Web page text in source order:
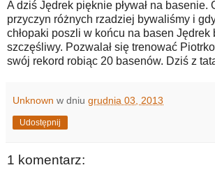
A dziś Jędrek pięknie pływał na basenie.
przyczyn różnych rzadziej bywaliśmy i
chłopaki poszli w końcu na basen Jędrek
szczęśliwy. Pozwalał się trenować
swój rekord robiąc 20 basenów. Dziś z
Unknown w dniu grudnia 03, 2013
Udostępnij
1 komentarz: